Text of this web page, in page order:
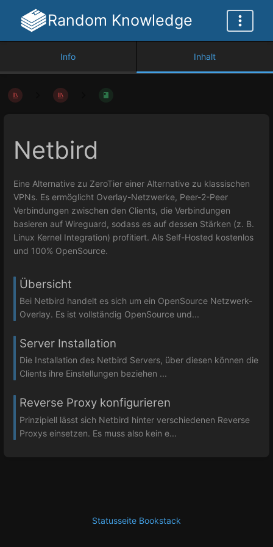
Random Knowledge
Info Inhalt
Netbird
Eine Alternative zu ZeroTier einer Alternative zu klassischen
VPNs. Es ermöglicht Overlay-Netzwerke, Peer-2-Peer
Verbindungen zwischen den Clients, die Verbindungen
basieren auf Wireguard, sodass es auf dessen Stärken (z. B.
Linux Kernel Integration) profitiert. Als Self-Hosted kostenlos
und 100% OpenSource.
Übersicht
Bei Netbird handelt es sich um ein OpenSource Netzwerk-
Overlay. Es ist vollständig OpenSource und...
Server Installation
Die Installation des Netbird Servers, über diesen können die
Clients ihre Einstellungen beziehen ...
Reverse Proxy konfigurieren
Prinzipiell lässt sich Netbird hinter verschiedenen Reverse
Proxys einsetzen. Es muss also kein e...
Statusseite Bookstack